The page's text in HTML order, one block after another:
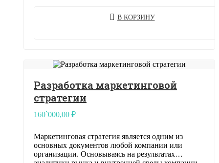
В КОРЗИНУ
Разработка маркетинговой
стратегии
160`000,00 ₽
Маркетинговая стратегия является одним из
основных документов любой компании или
организации. Основываясь на результатах